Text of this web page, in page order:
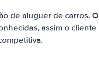
de aluguer de carros. O
assim o cliente